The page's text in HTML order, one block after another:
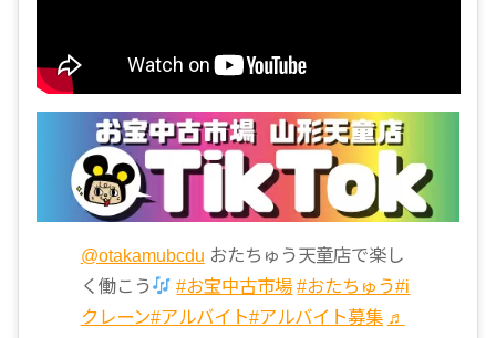
@otakamubcdu おたちゅう天童店で楽し
く働こう
#お宝中古市場 #おたちゅう#i
クレーン#アルバイト#アルバイト募集 ♬